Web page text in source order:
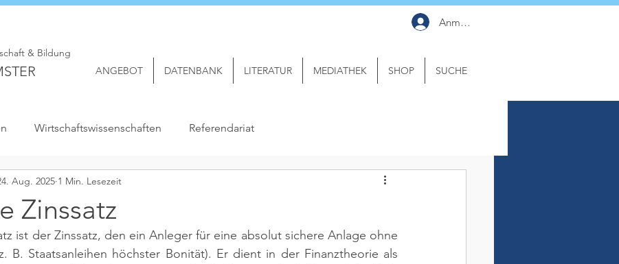
& Bildung
Anmelden
ANGEBOT DATENBANK LITERATUR MEDIATHEK SHOP SUCHE
Wirtschaftswissenschaften Referendariat
Zinssatz
Aug. 2025 1 Min. Lesezeit
ist der Zinssatz, den ein Anleger für eine absolut sichere Anlage ohne
B. Staatsanleihen höchster Bonität). Er dient in der Finanztheorie als